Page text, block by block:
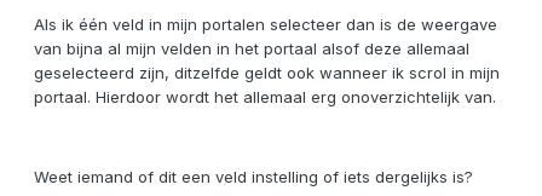
Als ik één veld in mijn portalen selecteer dan is de weergave
van bijna al mijn velden in het portaal alsof deze allemaal
geselecteerd zijn, ditzelfde geldt ook wanneer ik scrol in mijn
portaal. Hierdoor wordt het allemaal erg onoverzichtelijk van.
Weet iemand of dit een veld instelling of iets dergelijks is?